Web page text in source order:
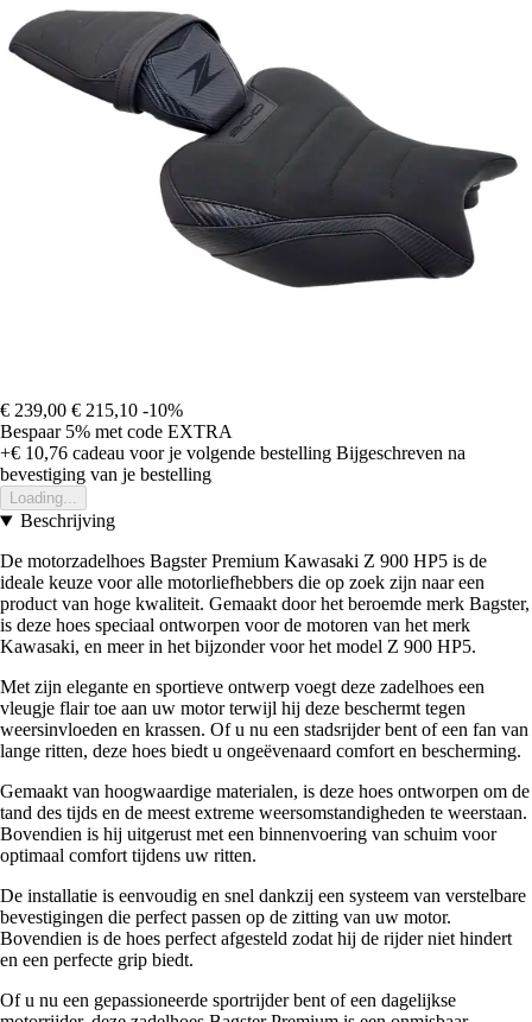
€ 239,00 € 215,10 -10%
Bespaar 5% met code EXTRA
+€ 10,76 cadeau voor je volgende bestelling Bijgeschreven na
bevestiging van je bestelling
Loading...
Beschrijving
De motorzadelhoes Bagster Premium Kawasaki Z 900 HP5 is de
ideale keuze voor alle motorliefhebbers die op zoek zijn naar een
product van hoge kwaliteit. Gemaakt door het beroemde merk Bagster,
is deze hoes speciaal ontworpen voor de motoren van het merk
Kawasaki, en meer in het bijzonder voor het model Z 900 HP5.
Met zijn elegante en sportieve ontwerp voegt deze zadelhoes een
vleugje flair toe aan uw motor terwijl hij deze beschermt tegen
weersinvloeden en krassen. Of u nu een stadsrijder bent of een fan van
lange ritten, deze hoes biedt u ongeëvenaard comfort en bescherming.
Gemaakt van hoogwaardige materialen, is deze hoes ontworpen om de
tand des tijds en de meest extreme weersomstandigheden te weerstaan.
Bovendien is hij uitgerust met een binnenvoering van schuim voor
optimaal comfort tijdens uw ritten.
De installatie is eenvoudig en snel dankzij een systeem van verstelbare
bevestigingen die perfect passen op de zitting van uw motor.
Bovendien is de hoes perfect afgesteld zodat hij de rijder niet hindert
en een perfecte grip biedt.
Of u nu een gepassioneerde sportrijder bent of een dagelijkse